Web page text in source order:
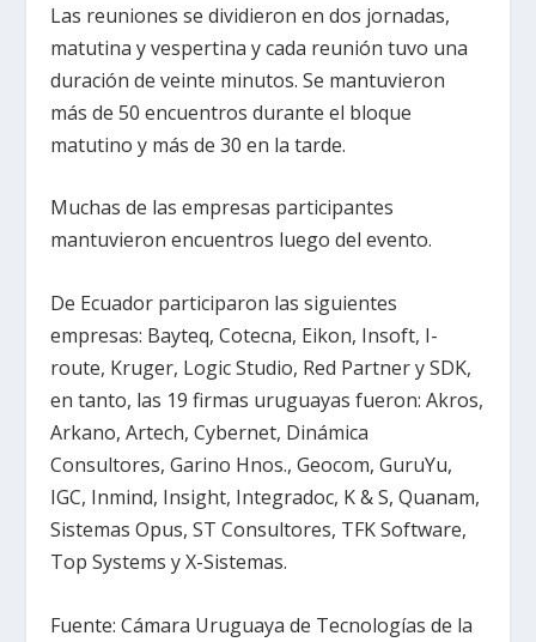
Las reuniones se dividieron en dos jornadas,
matutina y vespertina y cada reunión tuvo una
duración de veinte minutos. Se mantuvieron
más de 50 encuentros durante el bloque
matutino y más de 30 en la tarde.
Muchas de las empresas participantes
mantuvieron encuentros luego del evento.
De Ecuador participaron las siguientes
empresas: Bayteq, Cotecna, Eikon, Insoft, I-
route, Kruger, Logic Studio, Red Partner y SDK,
en tanto, las 19 firmas uruguayas fueron: Akros,
Arkano, Artech, Cybernet, Dinámica
Consultores, Garino Hnos., Geocom, GuruYu,
IGC, Inmind, Insight, Integradoc, K & S, Quanam,
Sistemas Opus, ST Consultores, TFK Software,
Top Systems y X-Sistemas.
Fuente: Cámara Uruguaya de Tecnologías de la